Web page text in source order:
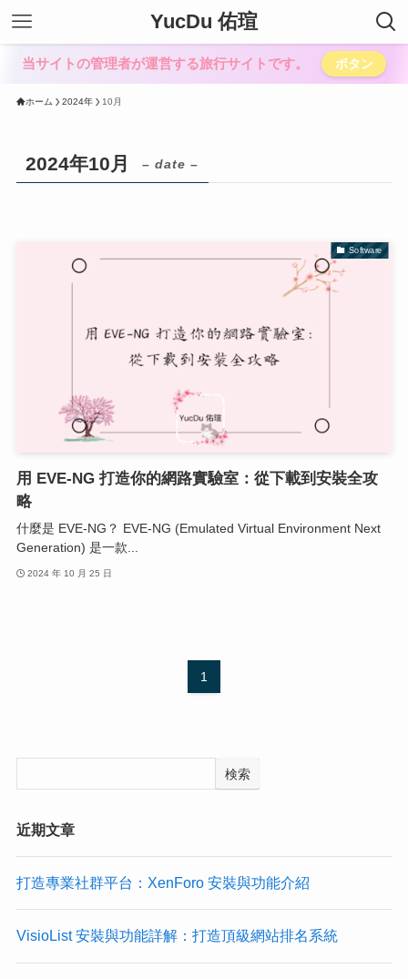
YucDu 佑瑄
当サイトの管理者が運営する旅行サイトです。 ボタン
ホーム 2024年 10月
2024年10月 – date –
Software
用 EVE-NG 打造你的網路實驗室：從下載到安裝全攻
略
什麼是 EVE-NG？ EVE-NG (Emulated Virtual Environment Next
Generation) 是一款...
2024 年 10 月 25 日
1
検索
近期文章
打造專業社群平台：XenForo 安裝與功能介紹
VisioList 安裝與功能詳解：打造頂級網站排名系統